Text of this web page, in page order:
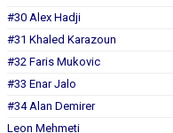
#30 Alex Hadji
#31 Khaled Karazoun
#32 Faris Mukovic
#33 Enar Jalo
#34 Alan Demirer
Leon Mehmeti